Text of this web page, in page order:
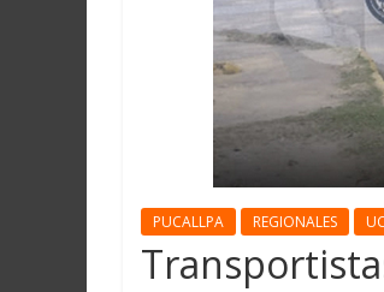
PUCALLPA REGIONALES